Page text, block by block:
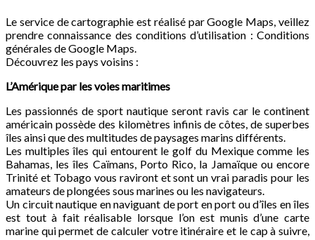
Le service de cartographie est réalisé par Google Maps, veillez
prendre connaissance des conditions d’utilisation : Conditions
générales de Google Maps.
Découvrez les pays voisins :
L’Amérique par les voies maritimes
Les passionnés de sport nautique seront ravis car le continent
américain possède des kilomètres infinis de côtes, de superbes
îles ainsi que des multitudes de paysages marins différents.
Les multiples îles qui entourent le golf du Mexique comme les
Bahamas, les îles Caïmans, Porto Rico, la Jamaïque ou encore
Trinité et Tobago vous raviront et sont un vrai paradis pour les
amateurs de plongées sous marines ou les navigateurs.
Un circuit nautique en naviguant de port en port ou d’îles en îles
est tout à fait réalisable lorsque l’on est munis d’une carte
marine qui permet de calculer votre itinéraire et le cap à suivre,